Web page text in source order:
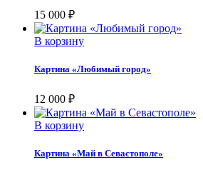
15 000 ₽
В корзину
Картина «Любимый город»
12 000 ₽
В корзину
Картина «Май в Севастополе»